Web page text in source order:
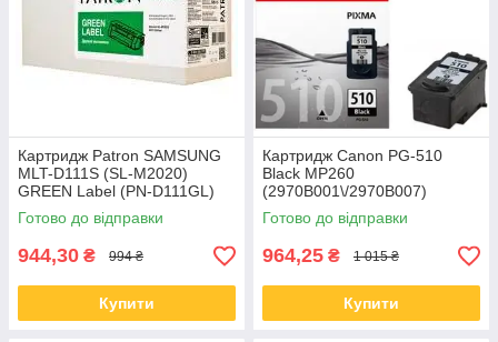
Картридж Patron SAMSUNG
MLT-D111S (SL-M2020)
GREEN Label (PN-D111GL)
Готово до відправки
944,30 ₴ 994 ₴
Купити
Картридж Canon PG-510
Black MP260
(2970B001\/2970B007)
Готово до відправки
964,25 ₴ 1 015 ₴
Купити